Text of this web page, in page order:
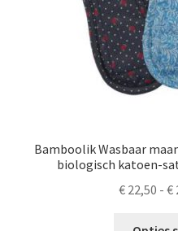
Bamboolik Wasbaar
biologisch katoen-
€ 22,50 - €